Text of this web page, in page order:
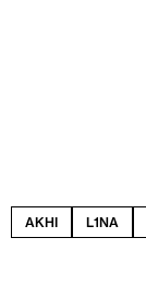
AKHI L1NA